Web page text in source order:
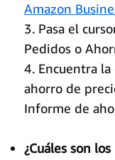
Amazon
3. Pasa el
Pedidos o
4. Encuentra
ahorro de
Informe de
¿Cuáles son